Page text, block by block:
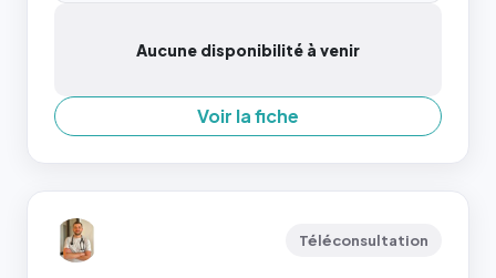
Aucune disponibilité à venir
Voir la fiche
Téléconsultation